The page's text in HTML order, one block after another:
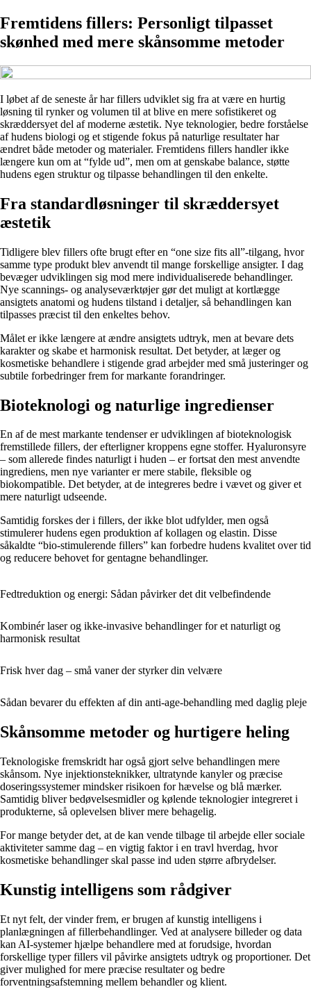
Fremtidens fillers: Personligt tilpasset
skønhed med mere skånsomme metoder
I løbet af de seneste år har fillers udviklet sig fra at være en hurtig
løsning til rynker og volumen til at blive en mere sofistikeret og
skræddersyet del af moderne æstetik. Nye teknologier, bedre forståelse
af hudens biologi og et stigende fokus på naturlige resultater har
ændret både metoder og materialer. Fremtidens fillers handler ikke
længere kun om at “fylde ud”, men om at genskabe balance, støtte
hudens egen struktur og tilpasse behandlingen til den enkelte.
Fra standardløsninger til skræddersyet
æstetik
Tidligere blev fillers ofte brugt efter en “one size fits all”-tilgang, hvor
samme type produkt blev anvendt til mange forskellige ansigter. I dag
bevæger udviklingen sig mod mere individualiserede behandlinger.
Nye scannings- og analyseværktøjer gør det muligt at kortlægge
ansigtets anatomi og hudens tilstand i detaljer, så behandlingen kan
tilpasses præcist til den enkeltes behov.
Målet er ikke længere at ændre ansigtets udtryk, men at bevare dets
karakter og skabe et harmonisk resultat. Det betyder, at læger og
kosmetiske behandlere i stigende grad arbejder med små justeringer og
subtile forbedringer frem for markante forandringer.
Bioteknologi og naturlige ingredienser
En af de mest markante tendenser er udviklingen af bioteknologisk
fremstillede fillers, der efterligner kroppens egne stoffer. Hyaluronsyre
– som allerede findes naturligt i huden – er fortsat den mest anvendte
ingrediens, men nye varianter er mere stabile, fleksible og
biokompatible. Det betyder, at de integreres bedre i vævet og giver et
mere naturligt udseende.
Samtidig forskes der i fillers, der ikke blot udfylder, men også
stimulerer hudens egen produktion af kollagen og elastin. Disse
såkaldte “bio-stimulerende fillers” kan forbedre hudens kvalitet over tid
og reducere behovet for gentagne behandlinger.
Fedtreduktion og energi: Sådan påvirker det dit velbefindende
Kombinér laser og ikke-invasive behandlinger for et naturligt og
harmonisk resultat
Frisk hver dag – små vaner der styrker din velvære
Sådan bevarer du effekten af din anti-age-behandling med daglig pleje
Skånsomme metoder og hurtigere heling
Teknologiske fremskridt har også gjort selve behandlingen mere
skånsom. Nye injektionsteknikker, ultratynde kanyler og præcise
doseringssystemer mindsker risikoen for hævelse og blå mærker.
Samtidig bliver bedøvelsesmidler og kølende teknologier integreret i
produkterne, så oplevelsen bliver mere behagelig.
For mange betyder det, at de kan vende tilbage til arbejde eller sociale
aktiviteter samme dag – en vigtig faktor i en travl hverdag, hvor
kosmetiske behandlinger skal passe ind uden større afbrydelser.
Kunstig intelligens som rådgiver
Et nyt felt, der vinder frem, er brugen af kunstig intelligens i
planlægningen af fillerbehandlinger. Ved at analysere billeder og data
kan AI-systemer hjælpe behandlere med at forudsige, hvordan
forskellige typer fillers vil påvirke ansigtets udtryk og proportioner. Det
giver mulighed for mere præcise resultater og bedre
forventningsafstemning mellem behandler og klient.